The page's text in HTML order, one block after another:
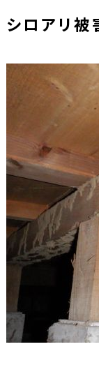
シロアリ被